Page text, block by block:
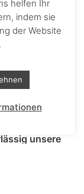
ein
und extrem
unsere
Bedarf
Die
liefert
unsere
helfen Ihr
indem sie
der Website